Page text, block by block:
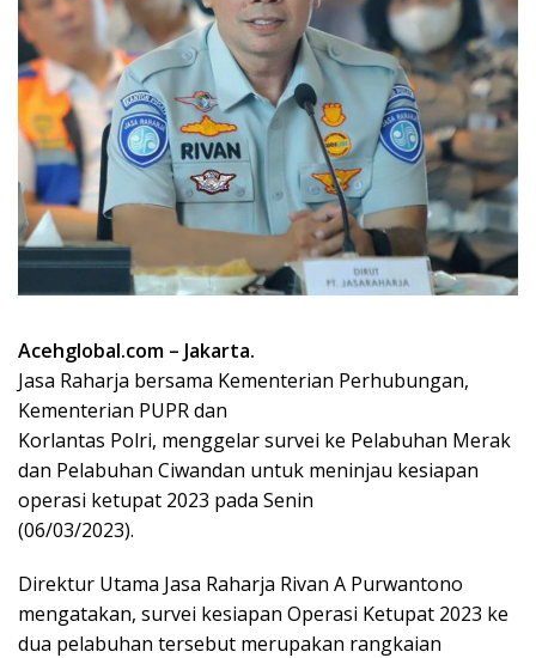
Acehglobal.com – Jakarta.
Jasa Raharja bersama Kementerian Perhubungan,
Kementerian PUPR dan
Korlantas Polri, menggelar survei ke Pelabuhan Merak
dan Pelabuhan Ciwandan untuk meninjau kesiapan
operasi ketupat 2023 pada Senin
(06/03/2023).
Direktur Utama Jasa Raharja Rivan A Purwantono
mengatakan, survei kesiapan Operasi Ketupat 2023 ke
dua pelabuhan tersebut merupakan rangkaian